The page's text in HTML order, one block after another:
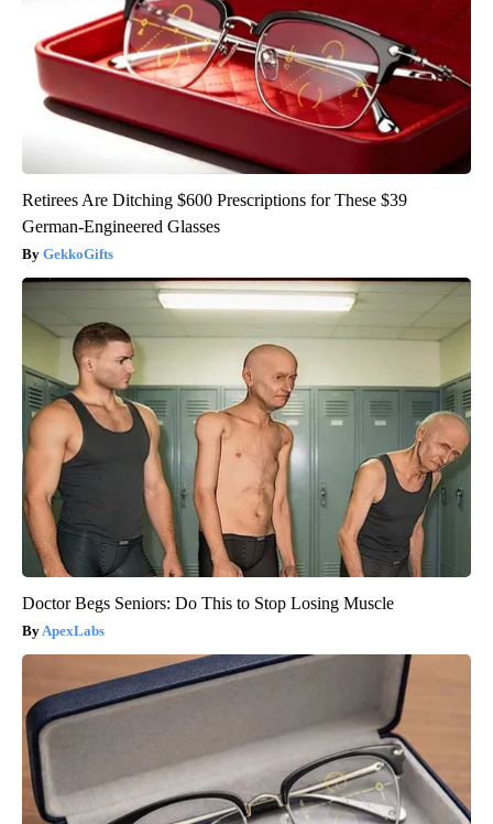
Retirees Are Ditching $600 Prescriptions for These $39
German-Engineered Glasses
GekkoGifts
Doctor Begs Seniors: Do This to Stop Losing Muscle
ApexLabs